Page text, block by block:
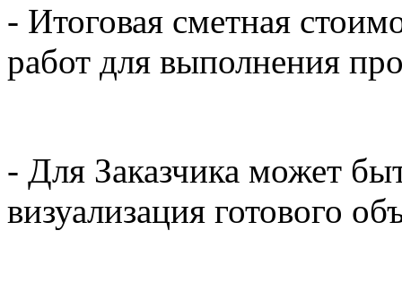
- Итоговая сметная
работ для выполнения
- Для Заказчика может
визуализация готового